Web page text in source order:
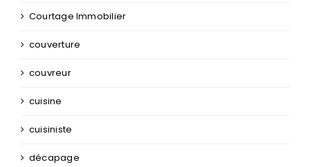
Courtage Immobilier
couverture
couvreur
cuisine
cuisiniste
décapage